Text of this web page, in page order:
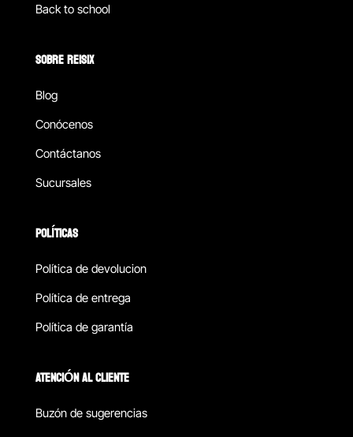
Back to school
SOBRE REISIX
Blog
Conócenos
Contáctanos
Sucursales
POLÍTICAS
Política de devolucion
Política de entrega
Política de garantía
ATENCIÓN AL CLIENTE
Buzón de sugerencias